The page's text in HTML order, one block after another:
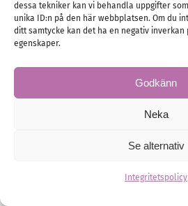
dessa tekniker kan vi behandla uppgifter
unika ID:n på den här webbplatsen. Om du
ditt samtycke kan det ha en negativ inverkan
egenskaper.
Godkänn
Neka
Se alternativ
Integritetspolicy
femdagars…